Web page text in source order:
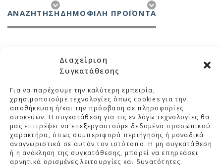
Διαχείριση
Συγκατάθεσης
Για να παρέχουμε την καλύτερη εμπειρία,
χρησιμοποιούμε τεχνολογίες όπως cookies για την
αποθήκευση ή/και την πρόσβαση σε πληροφορίες
συσκευών. Η συγκατάθεση για τις εν λόγω τεχνολογίες θα
μας επιτρέψει να επεξεργαστούμε δεδομένα προσωπικού
χαρακτήρα, όπως συμπεριφορά περιήγησης ή μοναδικά
αναγνωριστικά σε αυτόν τον ιστότοπο. Η μη συγκατάθεση
ή η ανάκληση της συγκατάθεσης, μπορεί να επηρεάσει
αρνητικά ορισμένες λειτουργίες και δυνατότητες.
ΑΝΑΖΉΤΗΣΗ ΔΗΜΟΦΙΛΗ ΠΡΟΪΟΝΤΑ
ΜΕΛΚΑ
ΚΑΤΗΓΟΡΙΕΣ
ΣΤΟΙΧΕΙΑ ΕΠΙΚΟΙΝΩΝΙΑΣ
ΒΡΕΙΤΕ ΜΑΣ ΣΤΟ ΧΑΡΤΗ